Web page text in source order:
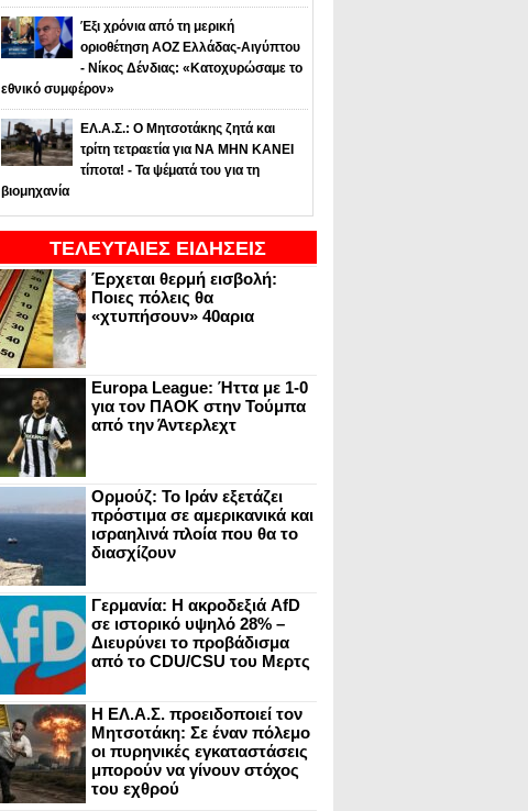
Έξι χρόνια από τη μερική
οριοθέτηση ΑΟΖ Ελλάδας-Αιγύπτου
- Νίκος Δένδιας: «Κατοχυρώσαμε το
εθνικό συμφέρον»
ΕΛ.Α.Σ.: Ο Μητσοτάκης ζητά και
τρίτη τετραετία για ΝΑ ΜΗΝ ΚΑΝΕΙ
τίποτα! - Τα ψέματά του για τη
βιομηχανία
ΤΕΛΕΥΤΑΙΕΣ ΕΙΔΗΣΕΙΣ
Έρχεται θερμή εισβολή:
Ποιες πόλεις θα
«χτυπήσουν» 40αρια
Europa League: Ήττα με 1-0
για τον ΠΑΟΚ στην Τούμπα
από την Άντερλεχτ
Ορμούζ: Το Ιράν εξετάζει
πρόστιμα σε αμερικανικά και
ισραηλινά πλοία που θα το
διασχίζουν
Γερμανία: Η ακροδεξιά AfD
σε ιστορικό υψηλό 28% –
Διευρύνει το προβάδισμα
από το CDU/CSU του Μερτς
Η ΕΛ.Α.Σ. προειδοποιεί τον
Μητσοτάκη: Σε έναν πόλεμο
οι πυρηνικές εγκαταστάσεις
μπορούν να γίνουν στόχος
του εχθρού